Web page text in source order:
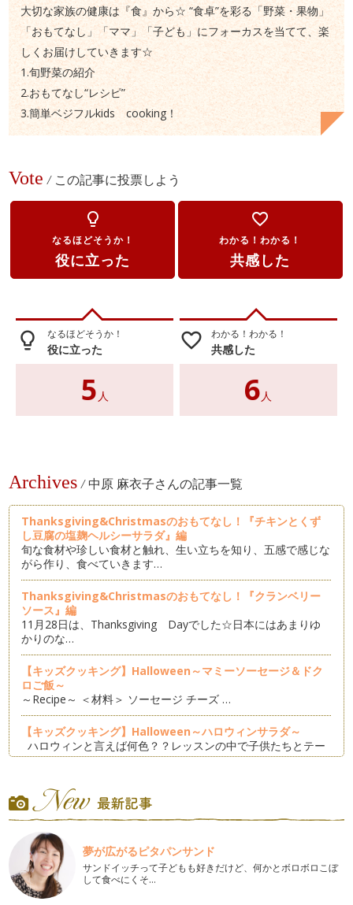
大切な家族の健康は『食』から☆ “食卓”を彩る「野菜・果物」
「おもてなし」「ママ」「子ども」にフォーカスを当てて、楽
しくお届けしていきます☆
1.旬野菜の紹介
2.おもてなし“レシピ”
3.簡単ベジフルkids cooking！
Vote / この記事に投票しよう
lightbulb_outline
なるほどそうか！
役に立った
favorite_border
わかる！わかる！
共感した
lightbulb_outline なるほどそうか！
役に立った
5 人
favorite_border わかる！わかる！
共感した
6人
Archives / 中原 麻衣子さんの記事一覧
Thanksgiving&Christmasのおもてなし！『チキンとくず
し豆腐の塩麹ヘルシーサラダ』編
旬な食材や珍しい食材と触れ、生い立ちを知り、五感で感じな
がら作り、食べていきます…
Thanksgiving&Christmasのおもてなし！『クランベリー
ソース』編
11月28日は、Thanksgiving Dayでした☆日本にはあまりゆ
かりのな…
【キッズクッキング】Halloween～マミーソーセージ＆ドク
ロご飯～
～Recipe～ ＜材料＞ ソーセージ チーズ …
【キッズクッキング】Halloween～ハロウィンサラダ～
ハロウィンと言えば何色？？レッスンの中で子供たちとテー
マカ…
【キッズクッキング】Halloween～パンプキンパイ～
ハロウィン月間ということで、ハロウィンをテーマにした可愛
いレシピを紹介して参りま…
【キッズクッキング】Summer Party！
今年の夏は本当に猛暑でしたね。暑さを吹き飛ばすような元気
になる夏休み企画として、『Summ…
夢が広がるピタパンサンド
サンドイッチって子どもも好きだけど、何かとボロボロこぼ
して食べにくそ…